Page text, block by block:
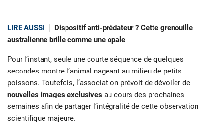
LIRE AUSSI
Dispositif anti-prédateur ? Cette grenouille
australienne brille comme une opale
Pour l’instant, seule une courte séquence de quelques
secondes montre l’animal nageant au milieu de petits
poissons. Toutefois, l’association prévoit de dévoiler de
nouvelles images exclusives au cours des prochaines
semaines afin de partager l’intégralité de cette observation
scientifique majeure.